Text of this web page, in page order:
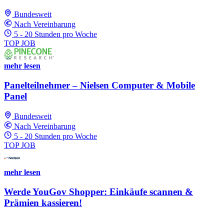
Bundesweit
Nach Vereinbarung
5 - 20 Stunden pro Woche
TOP JOB
mehr lesen
Panelteilnehmer – Nielsen Computer & Mobile
Panel
Bundesweit
Nach Vereinbarung
5 - 20 Stunden pro Woche
TOP JOB
mehr lesen
Werde YouGov Shopper: Einkäufe scannen &
Prämien kassieren!